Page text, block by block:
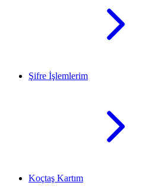
Şifre İşlemlerim
Koçtaş Kartım